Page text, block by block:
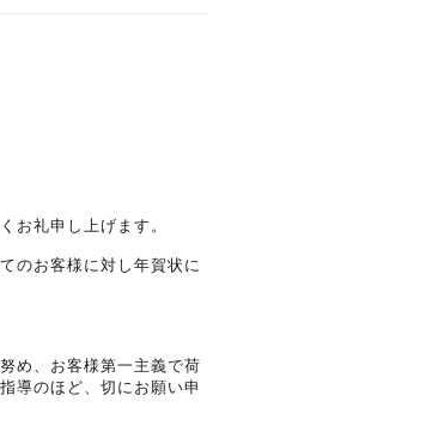
お礼申し上げます。
のお客様に対し年賀状に
め、お客様第一主義で荷
導のほど、切にお願い申